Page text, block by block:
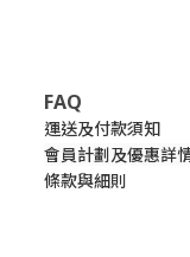
FAQ
運送及付款須知
會員計劃及優惠詳
條款與細則